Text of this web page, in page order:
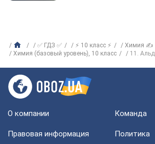
✅ ГДЗ ✅ ⚡ 10 класс ⚡
Химия ✍
Химия (базовый уровень), 10 класс
11.
О компании Команда
Правовая информация
Политика